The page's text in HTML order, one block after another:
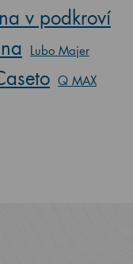
v podkroví
Lubo Majer
Q MAX